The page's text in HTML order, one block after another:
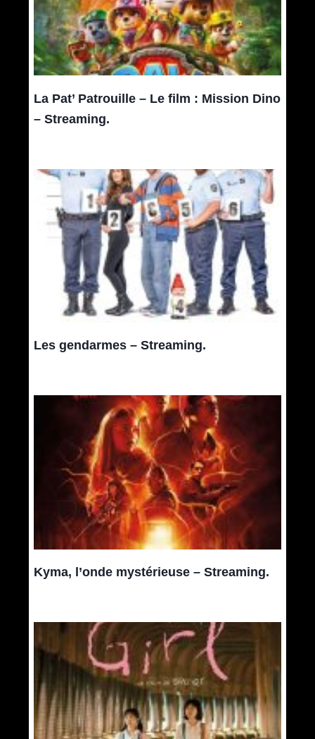
La Pat’ Patrouille – Le film : Mission Dino
– Streaming.
Les gendarmes – Streaming.
Kyma, l’onde mystérieuse – Streaming.